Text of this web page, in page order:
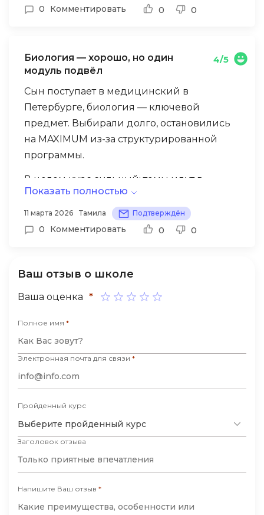
проверяли вручную, с развёрнутыми
было немного неловко, но очень полезно.
Отдельный плюс — блок по типичным
ошибкам в задании 25. Именно там я
теряла больше всего баллов, и именно там
стало лучше всего.
0 Комментировать 0 0
Биология — хорошо, но один
модуль подвёл
4/5
Сын поступает в медицинский в
Петербурге, биология — ключевой
предмет. Выбирали долго, остановились
на MAXIMUM из-за структурированной
программы.
В целом курс сильный: темы идут в
логике экзамена, домашки по формату
ФИПИ, разбор ошибок конкретный. Сын
особо отметил блок по генетике — там
экологии оказался заметно слабее
искать материал самостоятельно. В
остальном претензий нет.
Показать полностью
11 марта 2026 Тамила Подтверждён
0 Комментировать 0 0
Ваш отзыв о школе
Ваша оценка *
Полное имя *
Электронная почта для связи *
Пройденный курс
Выберите пройденный курс
Заголовок отзыва
Напишите Ваш отзыв *